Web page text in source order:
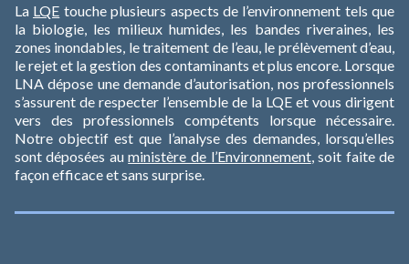
La LQE touche plusieurs aspects de l’environnement tels que
la biologie, les milieux humides, les bandes riveraines, les
zones inondables, le traitement de l’eau, le prélèvement d’eau,
le rejet et la gestion des contaminants et plus encore. Lorsque
LNA dépose une demande d’autorisation, nos professionnels
s’assurent de respecter l’ensemble de la LQE et vous dirigent
vers des professionnels compétents lorsque nécessaire.
Notre objectif est que l’analyse des demandes, lorsqu’elles
sont déposées auministère de l’Environnement, soit faite de
façon efficace et sans surprise.